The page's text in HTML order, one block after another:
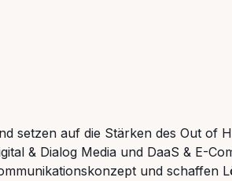
setzen auf die Stärken des Out of
& Dialog Media und DaaS & E-
und schaffen